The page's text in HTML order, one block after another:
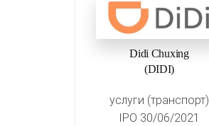
Didi Chuxing
(DIDI)
услуги (транспорт)
IPO 30/06/2021